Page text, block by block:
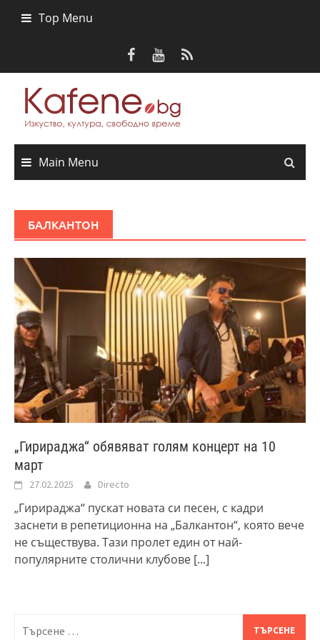
Top Menu
Main Menu
БАЛКАНТОН
„Гирираджа“ обявяват голям концерт на 10
март
27.02.2025 Directo
„Гирираджа“ пускат новата си песен, с кадри
заснети в репетиционна на „Балкантон“, която вече
не съществува. Тази пролет един от най-
популярните столични клубове [...]